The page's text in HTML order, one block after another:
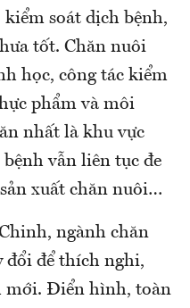
soát dịch bệnh,
tốt. Chăn nuôi
học, công tác kiểm
phẩm và môi
nhất là khu vực
vẫn liên tục đe
xuất chăn nuôi…
ngành chăn
đổi để thích nghi,
mới. Điển hình, toàn